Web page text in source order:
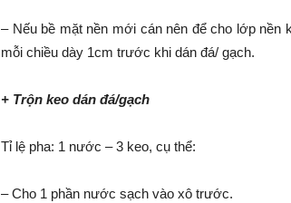
– Nếu bề mặt nền mới cán nên để cho lớp nền
mỗi chiều dày 1cm trước khi dán đá/ gạch.
+ Trộn keo dán đá/gạch
Tỉ lệ pha: 1 nước – 3 keo, cụ thể:
– Cho 1 phần nước sạch vào xô trước.